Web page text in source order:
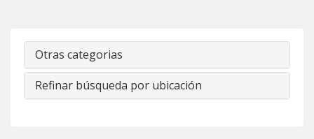
Otras categorias
Refinar búsqueda por ubicación